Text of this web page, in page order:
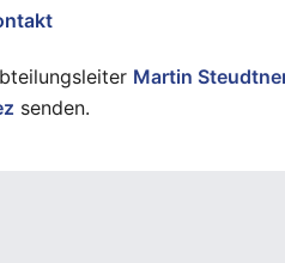
Martin
senden.